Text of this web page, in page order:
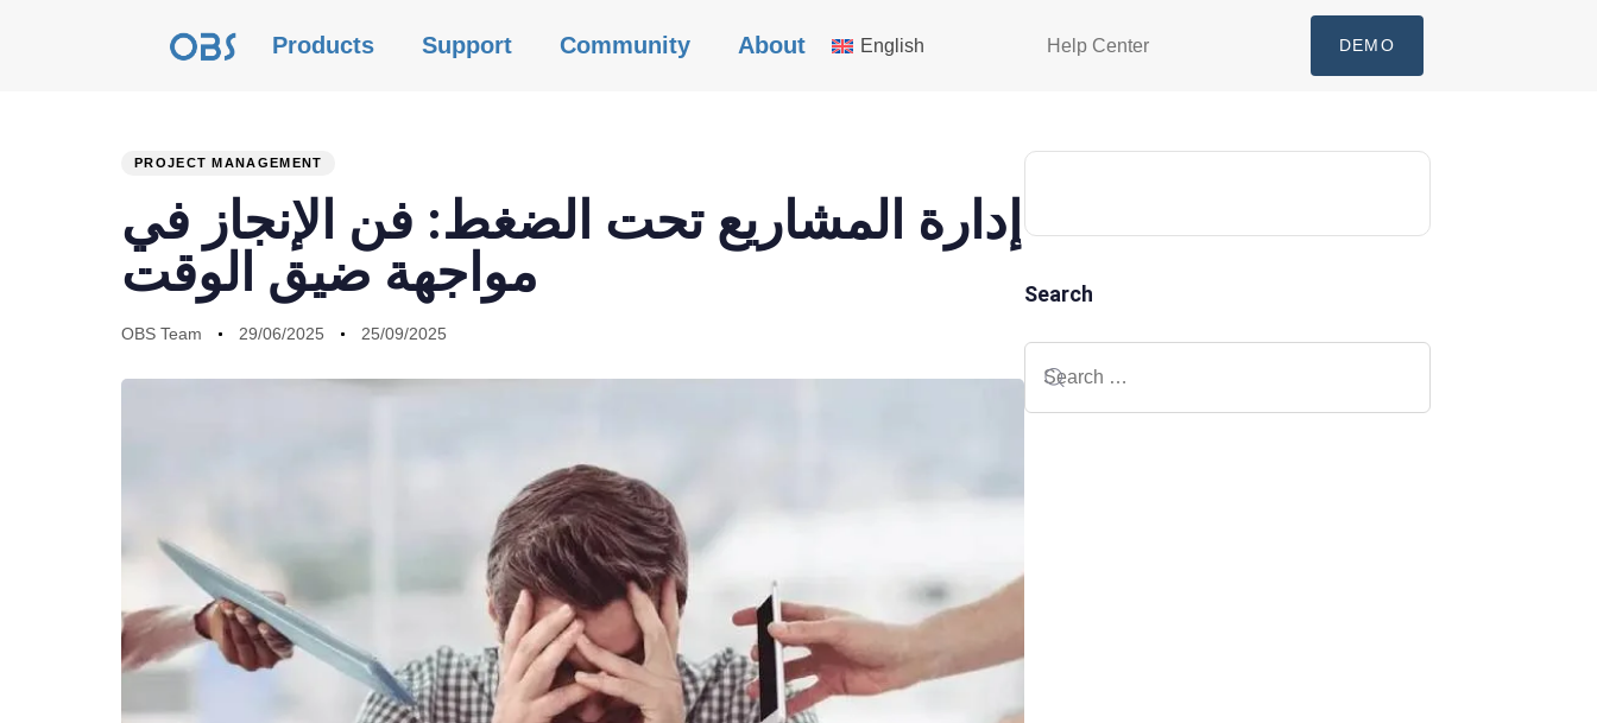
Products Support Community About English Help Center DEMO
PUBLISHED
PROJECT MANAGEMENT
إدارة المشاريع تحت الضغط: فن الإنجاز في
مواجهة ضيق الوقت
Author
OBS Team
Published
29/06/2025
Last
updated:
25/09/2025
Search